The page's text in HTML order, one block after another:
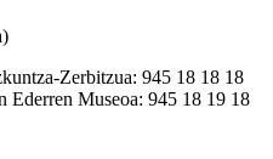
Zerbitzua: 945 18 18 18
945 18 19 18